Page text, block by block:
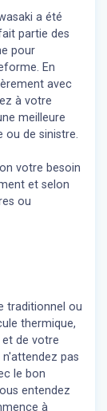
a été
partie des
pour
En
avec
à votre
meilleure
ou de sinistre.
votre besoin
et selon
ou
traditionnel ou
thermique,
de votre
pas
le bon
entendez
à